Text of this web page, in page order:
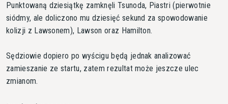
Punktowaną dziesiątkę zamknęli Tsunoda, Piastri (pierwotnie
siódmy, ale doliczono mu dziesięć sekund za spowodowanie
kolizji z Lawsonem), Lawson oraz Hamilton.
Sędziowie dopiero po wyścigu będą jednak analizować
zamieszanie ze startu, zatem rezultat może jeszcze ulec
zmianom.